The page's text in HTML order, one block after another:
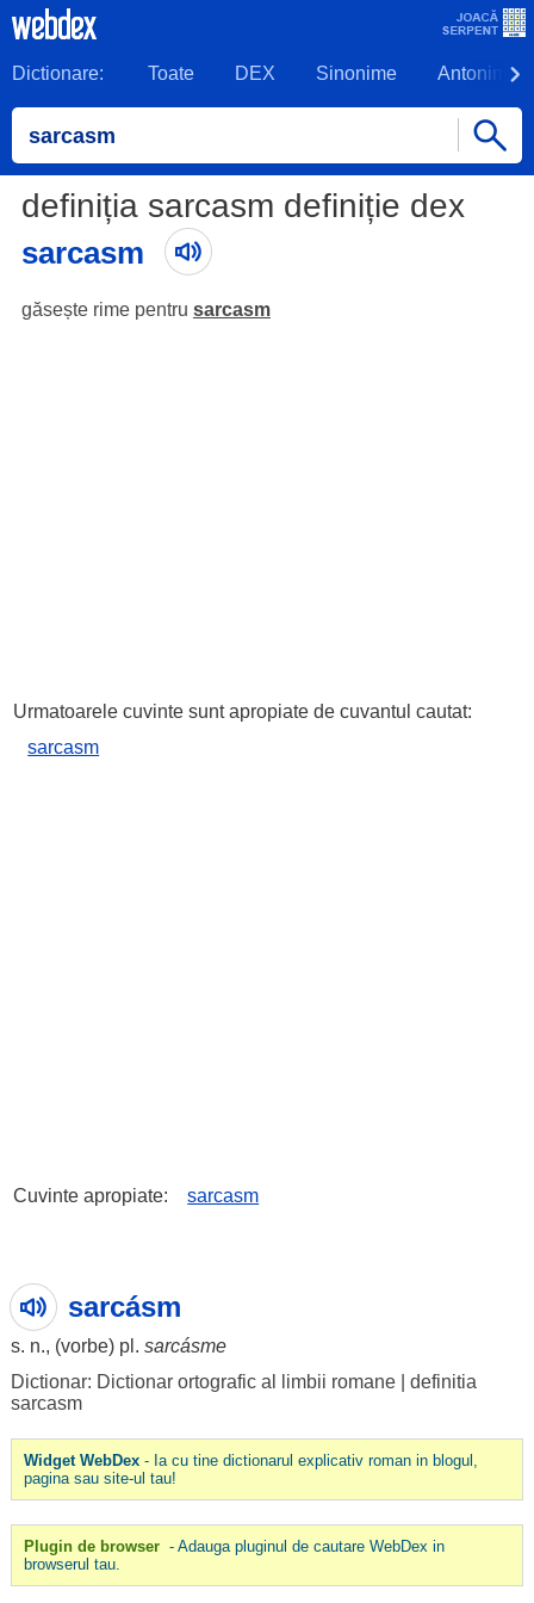
Dictionare: Toate DEX Sinonime Antonime
definiția sarcasm definiție dex
sarcasm
găsește rime pentru sarcasm
Urmatoarele cuvinte sunt apropiate de cuvantul cautat:
sarcasm
Cuvinte apropiate: sarcasm
sarcásm
s. n., (vorbe) pl. sarcásme
Dictionar: Dictionar ortografic al limbii romane| definitia
sarcasm
Widget WebDex- Ia cu tine dictionarul explicativ roman in blogul,
pagina sau site-ul tau!
Plugin de browser - Adauga pluginul de cautare WebDex in
browserul tau.